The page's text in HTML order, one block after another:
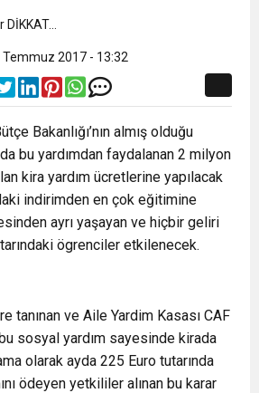
Temmuz 2017 - 13:32
Bakanlığı’nın almış olduğu
bu yardımdan faydalanan 2 milyon
kira yardım ücretlerine yapılacak
indirimden en çok eğitimine
ayrı yaşayan ve hiçbir geliri
ögrenciler etkilenecek.
tanınan ve Aile Yardim Kasası CAF
sosyal yardım sayesinde kirada
olarak ayda 225 Euro tutarında
ödeyen yetkililer alınan bu karar